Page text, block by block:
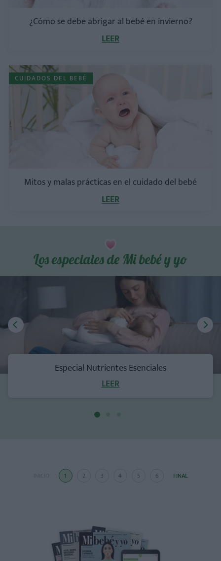
Los especiales de Mi bebé y yo
Especial Nutrientes Esenciales
LEER
¿Cómo se debe abrigar al bebé en invierno?
LEER
CUIDADOS DEL BEBÉ
Mitos y malas prácticas en el cuidado del bebé
LEER
1 2 3 4 5 6 FINAL